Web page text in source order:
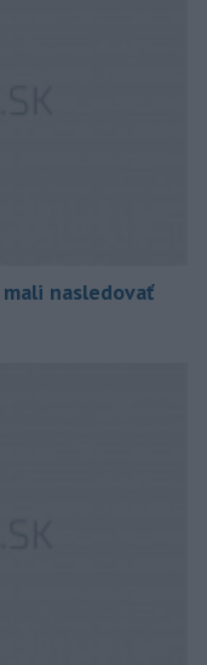
nasledovať